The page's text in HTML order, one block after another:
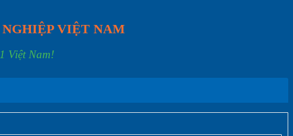
VIỆT NAM
Việt Nam!